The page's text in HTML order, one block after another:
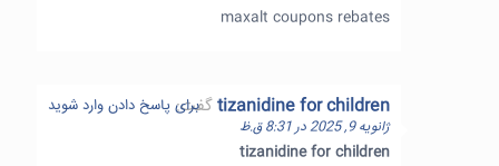
maxalt coupons rebates
tizanidine for childrenگفت:
ژانویه 9, 2025 در 8:31 ق.ظ
tizanidine for children
برای پاسخ دادن وارد شوید